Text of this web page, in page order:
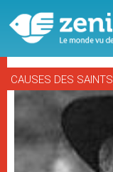
CAUSES DES SAINTS